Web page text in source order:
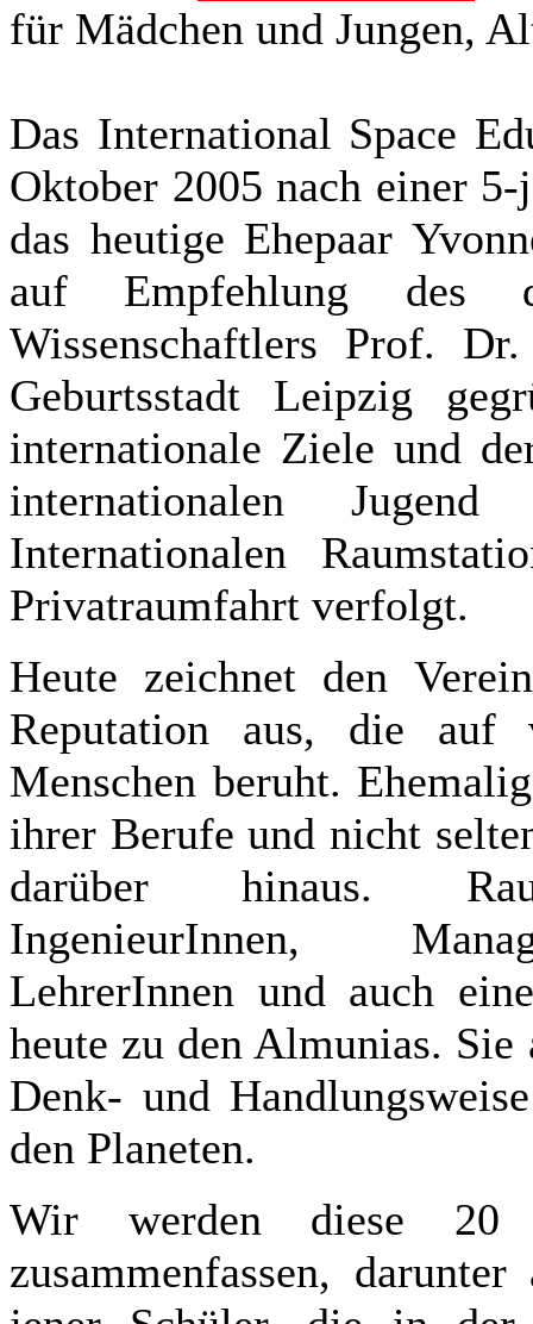
für Mädchen und Jungen,
Das International Space
Oktober 2005 nach einer
das heutige Ehepaar
auf Empfehlung des
Wissenschaftlers Prof.
Geburtsstadt Leipzig
internationale Ziele und
internationalen
Internationalen
Privatraumfahrt verfolgt.
Heute zeichnet den
Reputation aus, die auf
Menschen beruht.
ihrer Berufe und nicht
darüber hinaus.
IngenieurInnen,
LehrerInnen und auch
heute zu den Almunias.
Denk- und
den Planeten.
Wir werden diese 20
zusammenfassen,